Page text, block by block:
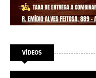
VÍDEOS